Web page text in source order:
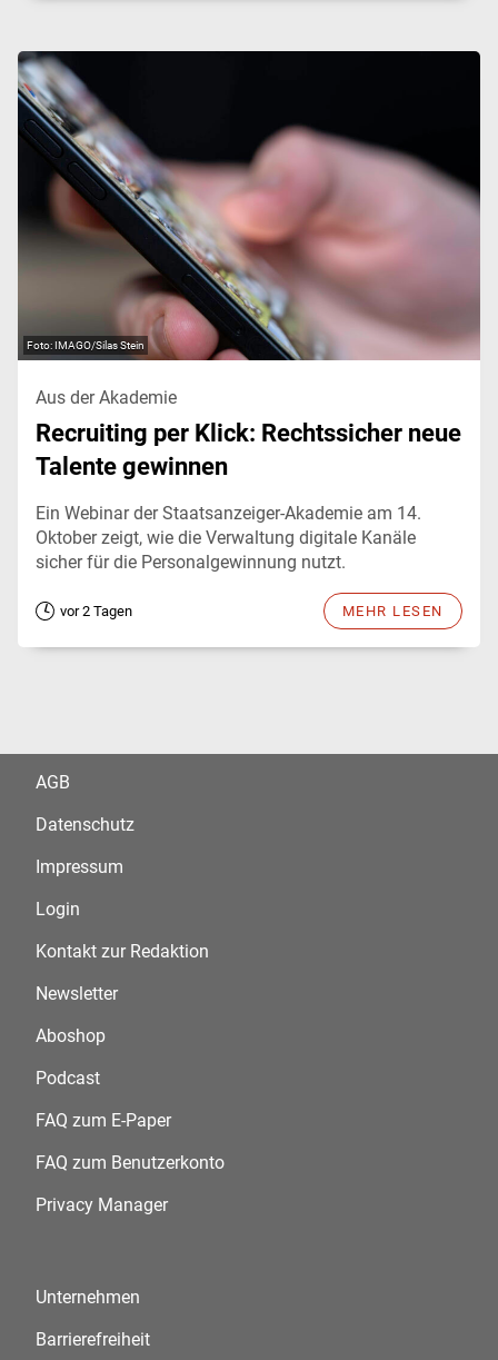
IMAGO/Silas Stein
Aus der Akademie
Recruiting per Klick: Rechtssicher neue
Talente gewinnen
Ein Webinar der Staatsanzeiger-Akademie am 14.
Oktober zeigt, wie die Verwaltung digitale Kanäle
sicher für die Personalgewinnung nutzt.
vor 2 Tagen MEHR LESEN
AGB
Datenschutz
Impressum
Login
Kontakt zur Redaktion
Newsletter
Aboshop
Podcast
FAQ zum E-Paper
FAQ zum Benutzerkonto
Privacy Manager
Unternehmen
Barrierefreiheit